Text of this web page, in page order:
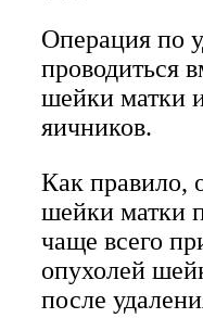
Операция по
проводиться
шейки матки
яичников.
Как правило,
шейки матки
чаще всего
опухолей
после